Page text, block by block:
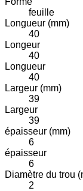
feuille
Longueur (mm)
40
Longeur
40
Longueur
40
Largeur (mm)
39
Largeur
39
épaisseur (mm)
6
épaisseur
6
Diamètre du trou
2